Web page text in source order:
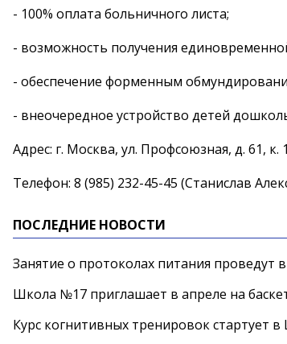
- 100% оплата больничного листа;
- возможность получения
- обеспечение форменным
- внеочередное устройство детей
Адрес: г. Москва, ул. Профсоюзная, д. 61, к.
Телефон: 8 (985) 232-45-45 (Станислав
ПОСЛЕДНИЕ НОВОСТИ
Занятие о протоколах питания проведут
Школа №17 приглашает в апреле на
Курс когнитивных тренировок стартует